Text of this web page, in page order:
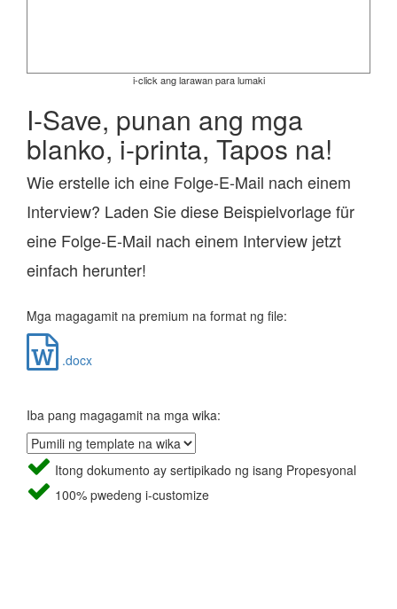
i-click ang larawan para lumaki
I-Save, punan ang mga
blanko, i-printa, Tapos na!
Wie erstelle ich eine Folge-E-Mail nach einem
Interview? Laden Sie diese Beispielvorlage für
eine Folge-E-Mail nach einem Interview jetzt
einfach herunter!
Mga magagamit na premium na format ng file:
.docx
Iba pang magagamit na mga wika:
Itong dokumento ay sertipikado ng isang Propesyonal
100% pwedeng i-customize